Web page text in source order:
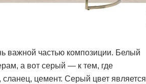
важной частью композиции. Белый
а вот серый — к тем, где
цемент. Серый цвет является